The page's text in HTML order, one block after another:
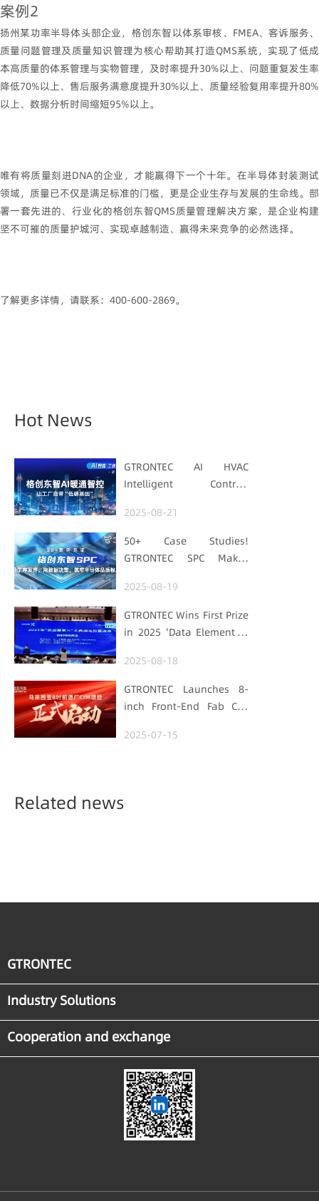
案例2
扬州某功率半导体头部企业，格创东智以体系审核、 FMEA、客诉服务、
质量问题管理及质量知识管理为核心帮助其打造QMS系统，实现了低成
本高质量的体系管理与实物管理，及时率提升30%以上、问题重复发生率
降低70%以上、售后服务满意度提升30%以上、质量经验复用率提升80%
以上、数据分析时间缩短95%以上。
唯有将质量刻进DNA的企业，才能赢得下一个十年。在半导体封装测试
领域，质量已不仅是满足标准的门槛，更是企业生存与发展的生命线。部
署一套先进的、行业化的格创东智QMS质量管理解决方案，是企业构建
坚不可摧的质量护城河、实现卓越制造、赢得未来竞争的必然选择。
了解更多详情，请联系：400-600-2869。
Hot News
GTRONTEC AI HVAC
Intelligent Control:
with "Low-Carbon DNA"
2025-08-21
50+ Case Studies!
GTRONTEC SPC Makes
Data for Decisions,
Strengthens
Semiconductor Quality
2025-08-19
GTRONTEC Wins First Prize
in 2025 'Data Element ×'
Manufacturing Track
2025-08-18
GTRONTEC Launches 8-
inch Front-End Fab CIM
Empowering Global
2025-07-15
Related news
GTRONTEC
Industry Solutions
Cooperation and exchange